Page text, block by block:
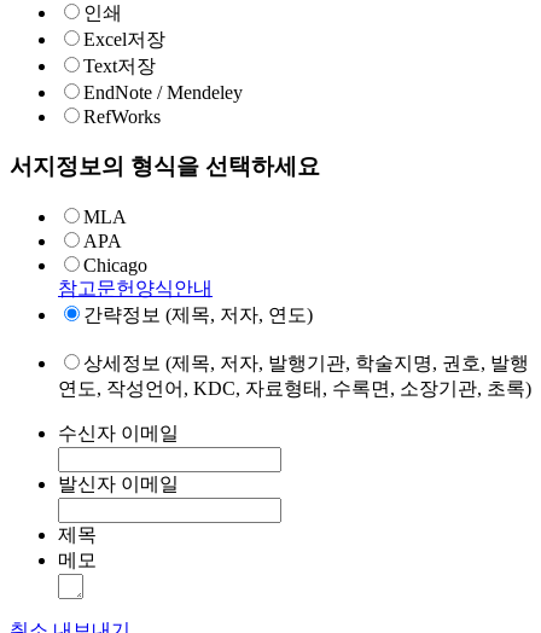
인쇄
Excel저장
Text저장
EndNote / Mendeley
RefWorks
서지정보의 형식을 선택하세요
MLA
APA
Chicago
참고문헌양식안내
간략정보 (제목, 저자, 연도)
상세정보 (제목, 저자, 발행기관, 학술지명, 권호, 발행
연도, 작성언어, KDC, 자료형태, 수록면, 소장기관, 초록)
수신자 이메일
발신자 이메일
제목
메모